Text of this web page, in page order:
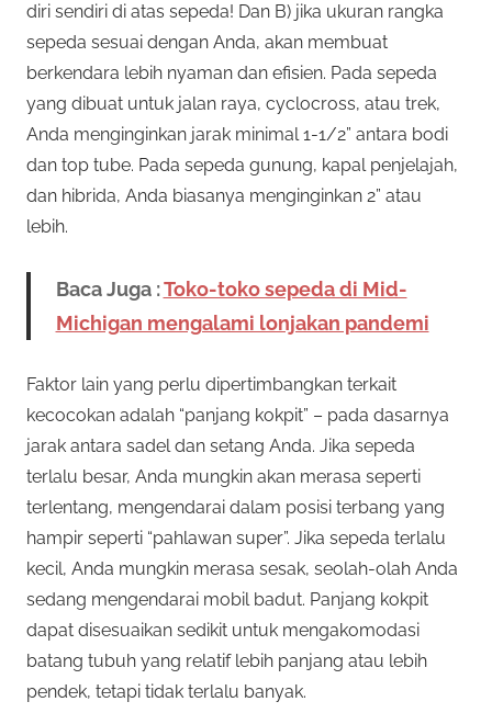
diri sendiri di atas sepeda! Dan B) jika ukuran rangka
sepeda sesuai dengan Anda, akan membuat
berkendara lebih nyaman dan efisien. Pada sepeda
yang dibuat untuk jalan raya, cyclocross, atau trek,
Anda menginginkan jarak minimal 1-1/2” antara bodi
dan top tube. Pada sepeda gunung, kapal penjelajah,
dan hibrida, Anda biasanya menginginkan 2” atau
lebih.
Baca Juga :Toko-toko sepeda di Mid-
Michigan mengalami lonjakan pandemi
Faktor lain yang perlu dipertimbangkan terkait
kecocokan adalah “panjang kokpit” – pada dasarnya
jarak antara sadel dan setang Anda. Jika sepeda
terlalu besar, Anda mungkin akan merasa seperti
terlentang, mengendarai dalam posisi terbang yang
hampir seperti “pahlawan super”. Jika sepeda terlalu
kecil, Anda mungkin merasa sesak, seolah-olah Anda
sedang mengendarai mobil badut. Panjang kokpit
dapat disesuaikan sedikit untuk mengakomodasi
batang tubuh yang relatif lebih panjang atau lebih
pendek, tetapi tidak terlalu banyak.